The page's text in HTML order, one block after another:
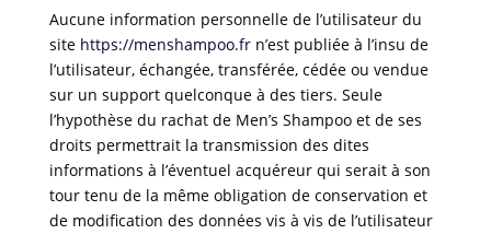
Aucune information personnelle de l’utilisateur du
sitehttps://menshampoo.fr n’est publiée à l’insu de
l’utilisateur, échangée, transférée, cédée ou vendue
sur un support quelconque à des tiers. Seule
l’hypothèse du rachat de Men’s Shampoo et de ses
droits permettrait la transmission des dites
informations à l’éventuel acquéreur qui serait à son
tour tenu de la même obligation de conservation et
de modification des données vis à vis de l’utilisateur